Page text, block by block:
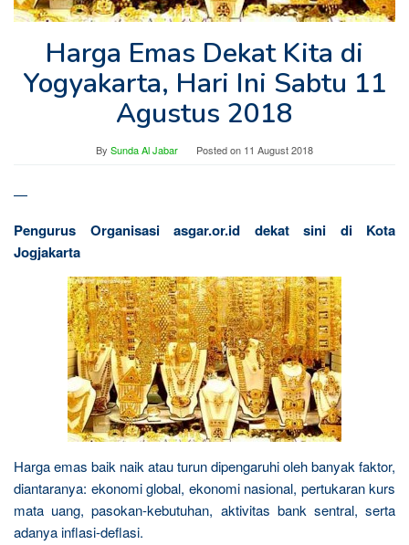
Harga Emas Dekat Kita di
Yogyakarta, Hari Ini Sabtu 11
Agustus 2018
By Sunda Al Jabar Posted on 11 August 2018
—
Pengurus Organisasi asgar.or.id dekat sini di Kota
Jogjakarta
Harga emas baik naik atau turun dipengaruhi oleh banyak faktor,
diantaranya: ekonomi global, ekonomi nasional, pertukaran kurs
mata uang, pasokan-kebutuhan, aktivitas bank sentral, serta
adanya inflasi-deflasi.